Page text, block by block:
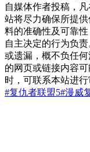
自媒体作者投稿，
站将尽力确保所提
料的准确性及可靠
自主决定的行为负
或遗漏，概不负任
的网页或链接内容
时，可联系本站进行
#复仇者联盟5#漫威